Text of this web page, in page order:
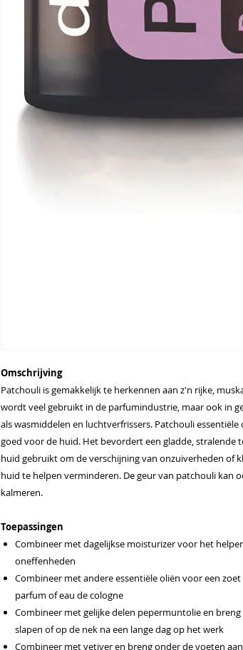
Omschrijving
Patchouli is gemakkelijk te herkennen aan z'n rijke,
wordt veel gebruikt in de parfumindustrie, maar ook in
als wasmiddelen en luchtverfrissers. Patchouli essentiële
goed voor de huid. Het bevordert een gladde, stralende
huid gebruikt om de verschijning van onzuiverheden of
huid te helpen verminderen. De geur van patchouli kan
kalmeren.
Toepassingen
Combineer met dagelijkse moisturizer voor het
oneffenheden
Combineer met andere essentiële oliën voor een
parfum of eau de cologne
Combineer met gelijke delen pepermuntolie en
slapen of op de nek na een lange dag op het werk
Combineer met vetiver en breng onder de voeten